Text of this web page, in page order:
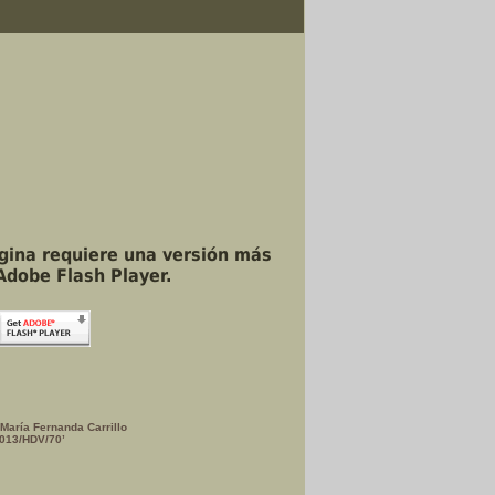
requiere una versión más
Flash Player.
Fernanda Carrillo
HDV/70’